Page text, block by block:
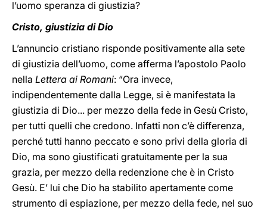
l’uomo speranza di giustizia?
Cristo, giustizia di Dio
L’annuncio cristiano risponde positivamente alla sete
di giustizia dell’uomo, come afferma l’apostolo Paolo
nella Lettera ai Romani: “Ora invece,
indipendentemente dalla Legge, si è manifestata la
giustizia di Dio... per mezzo della fede in Gesù Cristo,
per tutti quelli che credono. Infatti non c’è differenza,
perché tutti hanno peccato e sono privi della gloria di
Dio, ma sono giustificati gratuitamente per la sua
grazia, per mezzo della redenzione che è in Cristo
Gesù. E’ lui che Dio ha stabilito apertamente come
strumento di espiazione, per mezzo della fede, nel suo